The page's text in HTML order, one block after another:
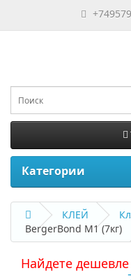
Категории
КЛЕЙ
BergerBond M1 (7кг)
Найдете